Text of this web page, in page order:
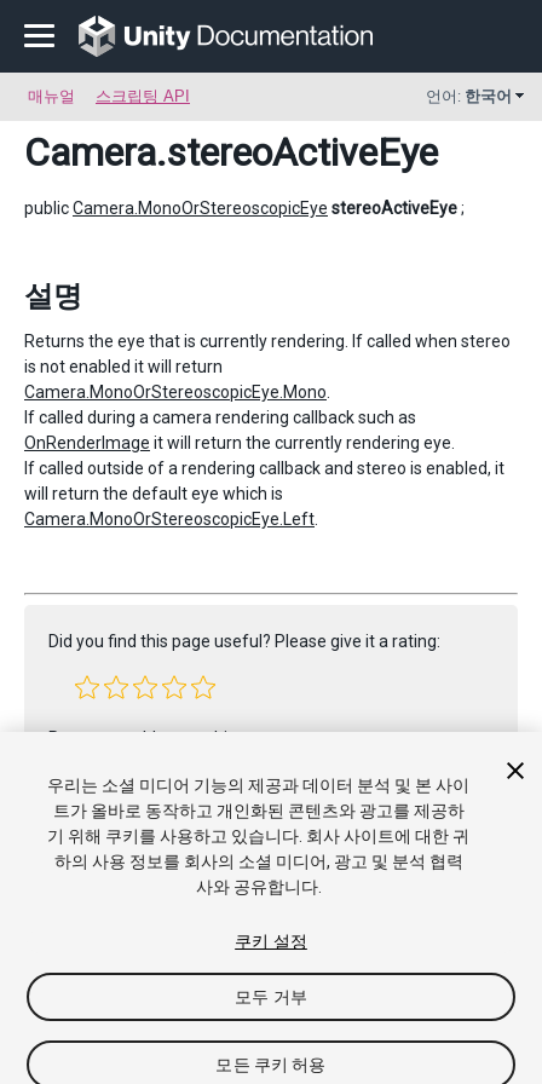
매뉴얼 스크립팅 API 언어: 한국어
Camera.stereoActiveEye
publicCamera.MonoOrStereoscopicEye stereoActiveEye;
설명
Returns the eye that is currently rendering. If called when stereo
is not enabled it will return
Camera.MonoOrStereoscopicEye.Mono
If called during a camera rendering callback such as
OnRenderImage it will return the currently rendering eye.
If called outside of a rendering callback and stereo is enabled, it
will return the default eye which is
Camera.MonoOrStereoscopicEye.Left
Did you find this page useful? Please give it a rating:
Report a problem on this page
기술 자료
및 이용약관
법률정보 개인정보처리방침 쿠키
내 개인정보 판
매 금지
쿠키 기본 설정
우리는 소셜 미디어 기능의 제공과 데이터 분석 및 본 사이
트가 올바로 동작하고 개인화된 콘텐츠와 광고를 제공하
기 위해 쿠키를 사용하고 있습니다. 회사 사이트에 대한 귀
하의 사용 정보를 회사의 소셜 미디어, 광고 및 분석 협력
사와 공유합니다.
쿠키 설정
모두 거부
모든 쿠키 허용